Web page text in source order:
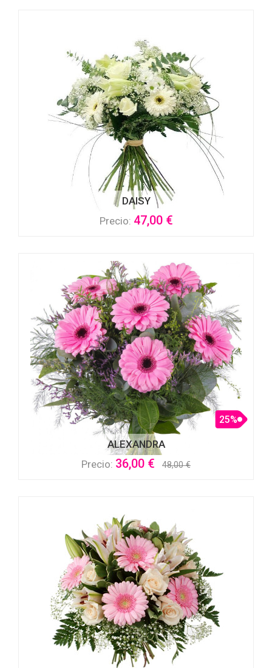
DAISY
Precio: 47,00 €
ALEXANDRA
25%
Precio: 36,00 € 48,00 €